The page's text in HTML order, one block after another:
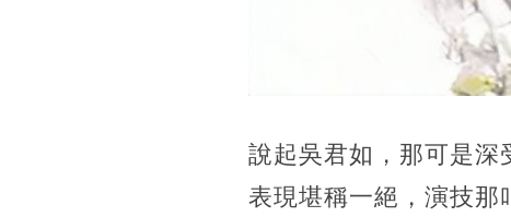
說起吳君如，那可是深
表現堪稱一絕，演技那